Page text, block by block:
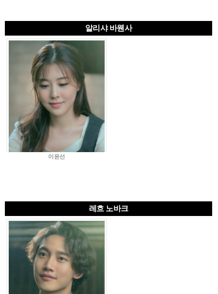
알리샤 바웬사
이윤선
레흐 노바크